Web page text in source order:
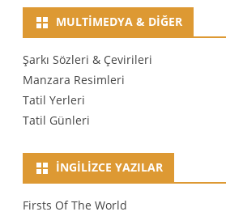
MULTIMEDYA & DIĞER
Şarkı Sözleri & Çevirileri
Manzara Resimleri
Tatil Yerleri
Tatil Günleri
İNGILIZCE YAZILAR
Firsts Of The World